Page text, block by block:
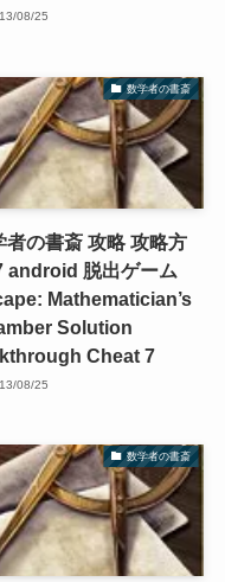
08/25
数学者の書斎
者の書斎 攻略 攻略方
android 脱出ゲーム
Mathematician’s
Solution
Cheat 7
08/25
数学者の書斎